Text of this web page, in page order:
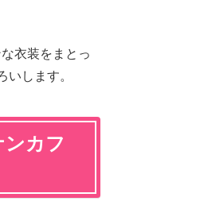
衣装をまとっ
します。
カフ